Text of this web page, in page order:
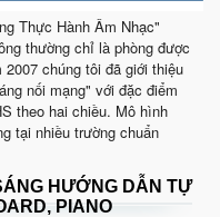
Thực Hành Âm Nhạc"
thường chỉ là phòng được
2007 chúng tôi đã giới thiệu
nối mạng" với đặc điểm
theo hai chiều. Mô hình
tại nhiều trường chuẩn
HƯỚNG DẪN TỰ
PIANO